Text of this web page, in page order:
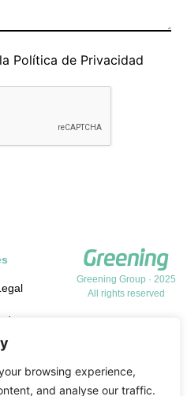
browsing experience,
and analyse our traffic.
Política de Privacidad
de cookies
Greening Group · 2025
All rights reserved